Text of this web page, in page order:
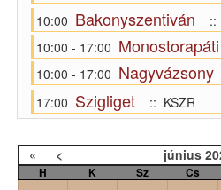
10:00 Bakonyszentiván
::
10:00 - 17:00 Monostorapáti
10:00 - 17:00 Nagyvázsony
17:00 Szigliget :: KSZR
« < június
H K Sz Cs